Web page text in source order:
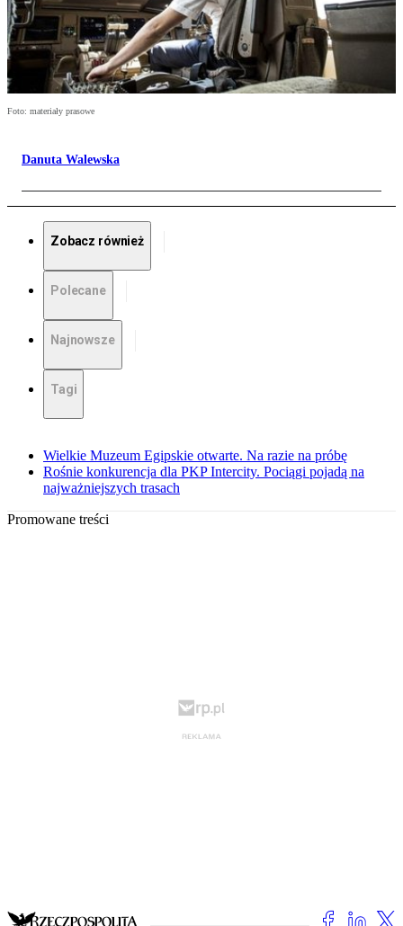
Foto: materiały prasowe
Danuta Walewska
Zobacz również
Polecane
Najnowsze
Tagi
Wielkie Muzeum Egipskie otwarte. Na razie na próbę
Rośnie konkurencja dla PKP Intercity. Pociągi pojadą na
najważniejszych trasach
Promowane treści